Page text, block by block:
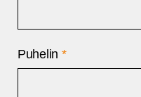
Puhelin *